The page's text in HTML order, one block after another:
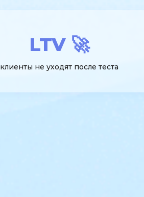
LTV 🚀
клиенты не уходят после теста